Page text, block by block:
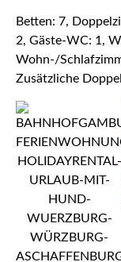
Betten: 7,
2, Gäste-WC: 1,
Wohn-/
Zusätzliche